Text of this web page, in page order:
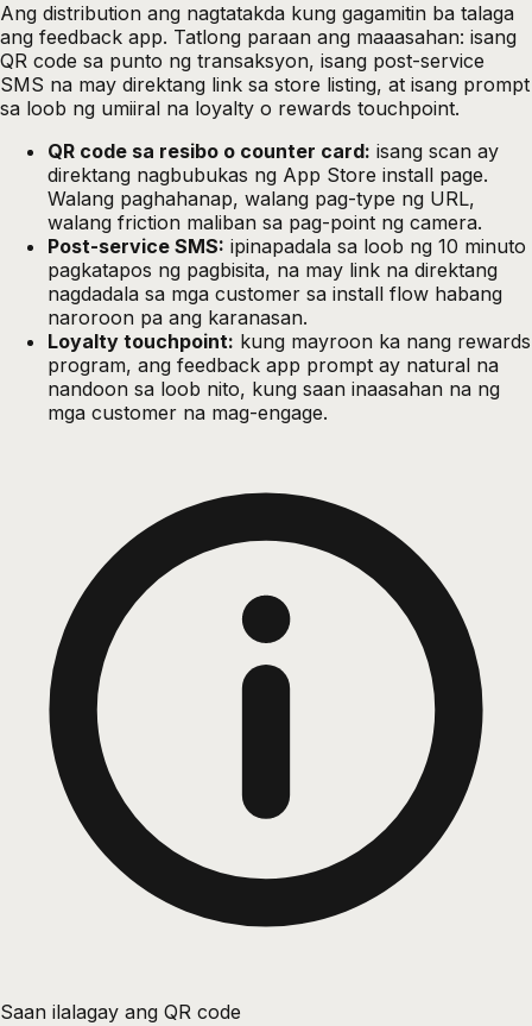
Ang distribution ang nagtatakda kung gagamitin ba talaga
ang feedback app. Tatlong paraan ang maaasahan: isang
QR code sa punto ng transaksyon, isang post-service
SMS na may direktang link sa store listing, at isang prompt
sa loob ng umiiral na loyalty o rewards touchpoint.
QR code sa resibo o counter card: isang scan ay
direktang nagbubukas ng App Store install page.
Walang paghahanap, walang pag-type ng URL,
walang friction maliban sa pag-point ng camera.
Post-service SMS: ipinapadala sa loob ng 10 minuto
pagkatapos ng pagbisita, na may link na direktang
nagdadala sa mga customer sa install flow habang
naroroon pa ang karanasan.
Loyalty touchpoint: kung mayroon ka nang rewards
program, ang feedback app prompt ay natural na
nandoon sa loob nito, kung saan inaasahan na ng
mga customer na mag-engage.
Saan ilalagay ang QR code